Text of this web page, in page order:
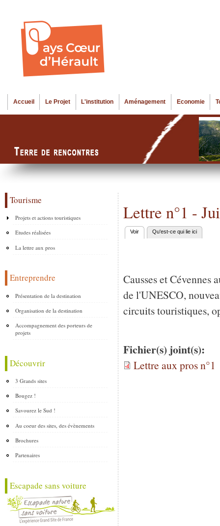
Menu principal
Accueil Le Projet L'institution Aménagement Economie
Tourisme
Projets et actions touristiques
Etudes réalisées
La lettre aux pros
Entreprendre
Présentation de la destination
Organisation de la destination
Accompagnement des porteurs de
projets
Découvrir
3 Grands sites
Bougez !
Savourez le Sud !
Au coeur des sites, des évènements
Brochures
Partenaires
Escapade sans voiture
Lettre n°1 -
Onglets principaux
Voir (onglet actif)
Qu'est-ce qui lie ici
Causses et Cévennes
de l'UNESCO,
circuits touristiques,
Fichier(s) joint(s):
Lettre aux pros n°1